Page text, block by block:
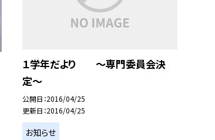
１学年だより 〜専門委員会決
定〜
公開日 2016/04/25
更新日 2016/04/25
お知らせ